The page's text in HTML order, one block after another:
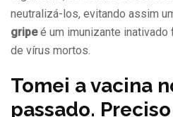
neutralizá-los, evitando assim
gripeé um imunizante inativado
de vírus mortos.
Tomei a vacina
passado.